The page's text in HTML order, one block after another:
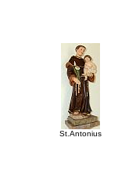
St.Antonius